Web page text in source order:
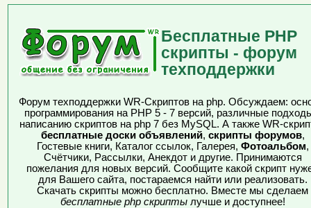
Бесплатные PHP
скрипты - форум
техподдержки
Форум техподдержки WR-Скриптов на php. Обсуждаем:
программирования на PHP 5 - 7 версий, различные
написанию скриптов на php 7 без MySQL. А также WR-
бесплатные доски объявлений, скрипты форумов,
Гостевые книги, Каталог ссылок, Галерея, Фотоальбом,
Счётчики, Рассылки, Анекдот и другие. Принимаются
пожелания для новых версий. Сообщите какой скрипт
для Вашего сайта, постараемся найти или реализовать.
Скачать скрипты можно бесплатно. Вместе мы сделаем
бесплатные php скриптылучше и доступнее!